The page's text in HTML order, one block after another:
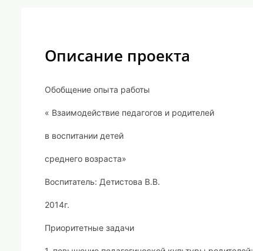
Описание проекта
Обобщение опыта работы
« Взаимодействие педагогов и родителей
в воспитании детей
среднего возраста»
Воспитатель: Детистова В.В.
2014г.
Приоритетные задачи